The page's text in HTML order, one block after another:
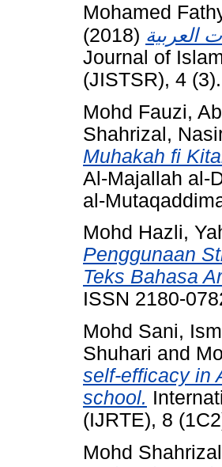
Mohamed
(2018)
Journal of
(JISTSR), 4
Mohd Fauzi,
Shahrizal,
Muhakah fi
Al-Majallah al-
al-
Mohd Hazli,
Penggunaan
Teks Bahasa
ISSN 2180-
Mohd Sani,
Shuhari and
self-efficacy in
school.
(IJRTE), 8
Mohd